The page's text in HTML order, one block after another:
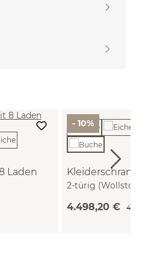
Laden
- 10%
Kleiderschrank
2-türig (Wollstoff
4.498,20 €